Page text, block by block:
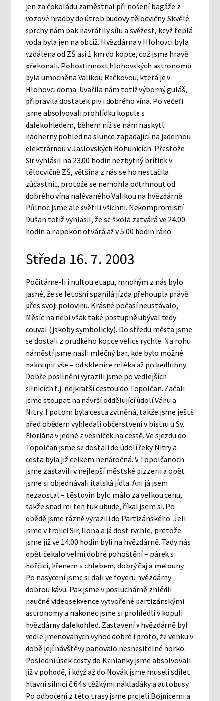
jen za čokoládu zaměstnal při nošení bagáže z
vozové hradby do útrob budovy tělocvičny. Skvělé
sprchy nám pak navrátily sílu a svěžest, když teplá
voda byla jen na obtíž. Hvězdárna v Hlohovci byla
vzdálena od ZŠ asi 1 km do kopce, což jsme hravě
překonali. Pohostinnost hlohovských astronomů
byla umocněna Valikou Rečkovou, která je v
Hlohovci doma. Uvařila nám totiž výborný guláš,
připravila dostatek piv i dobrého vína. Po večeři
jsme absolvovali prohlídku kopule s
dalekohledem, během níž se nám naskytl
nádherný pohled na slunce zapadající na jadernou
elektrárnou v Jaslovských Bohunicích. Přestože
Sir vyhlásil na 23.00 hodin nezbytný brífink v
tělocvičně ZŠ, většina z nás se ho nestačila
zúčastnit, protože se nemohla odtrhnout od
dobrého vína nalévaného Valikou na hvězdárně.
Půlnoc jsme ale světili všichni. Nekompromisní
Dušan totiž vyhlásil, že se škola zatvárá ve 24.00
hodin a napokon otvárá až v 5.00 hodin ráno.
Středa 16. 7. 2003
Počítáme-li i nultou etapu, mnohým z nás bylo
jasné, že se letošní spanilá jízda přehoupla právě
přes svoji polovinu. Krásné počasí neustávalo,
Měsíc na nebi však také postupně ubýval tedy
couval (jakoby symbolicky). Do středu města jsme
se dostali z prudkého kopce velice rychle. Na rohu
náměstí jsme našli mléčný bar, kde bylo možné
nakoupit vše – od sklenice mléka až po kedlubny.
Dobře posilněni vyrazili jsme po vedlejších
silnicích t.j. nejkratší cestou do Topolčan. Začali
jsme stoupat na návrší oddělující údolí Váhu a
Nitry. I potom byla cesta zvlněná, takže jsme ještě
před obědem vyhledali občerstvení v bistru u Sv.
Floriána v jedné z vesniček na cestě. Ve sjezdu do
Topolčan jsme se dostali do údolí řeky Nitry a
cesta byla již celkem nenáročná. V Topolčanoch
jsme zastavili v nejlepší městské pizzerii a opět
jsme si objednávali italská jídla. Ani já jsem
nezaostal – těstovin bylo málo za velkou cenu,
takže snad mi ten tuk ubude, říkal jsem si. Po
obědě jsme rázně vyrazili do Partizánského. Jeli
jsme v trojici Sir, Ilona a já dost rychle, protože
jsme již ve 14.00 hodin byli na hvězdárně. Tady nás
opět čekalo velmi dobré pohoštění – párek s
hořčicí, křenem a chlebem, dobrý čaj a melouny.
Po nasycení jsme si dali ve foyeru hvězdárny
dobrou kávu. Pak jsme v posluchárně zhlédli
naučné videosekvence vytvořené partizánskými
astronomy a nakonec jsme si prohlédli v kopuli
hvězdárny dalekohled. Zastavení v hvězdárně byl
vedle jmenovaných výhod dobré i proto, že venku v
době její návštěvy panovalo nesnesitelné horko.
Poslední úsek cesty do Kanianky jsme absolvovali
již v pohodě, i když až do Novák jsme museli sdílet
hlavní silnici č.64 s těžkými náklaďáky a autobusy.
Po odbočení z této trasy jsme projeli Bojnicemi a